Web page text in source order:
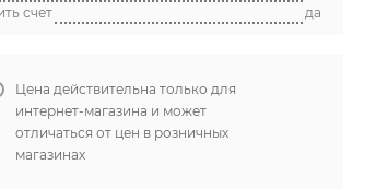
счет
да
Цена действительна только для
интернет-магазина и может
отличаться от цен в розничных
магазинах